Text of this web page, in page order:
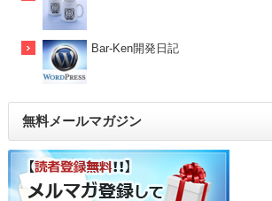
Bar-Ken開発日記
無料メールマガジン